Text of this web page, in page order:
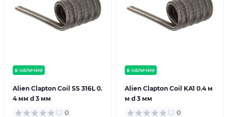
в наличии
Alien Clapton Coil SS 316L 0.
4 мм d 3 мм
0
в наличии
Alien Clapton Coil KA1 0.4 м
м d 3 мм
0